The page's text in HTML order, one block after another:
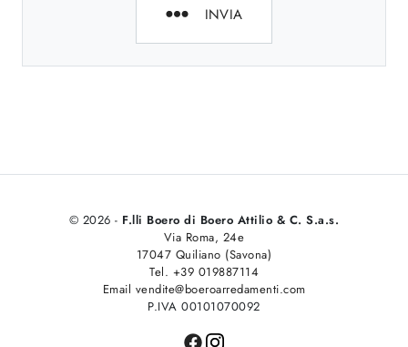
INVIA
© 2026 - F.lli Boero di Boero Attilio & C. S.a.s.
Via Roma, 24e
17047 Quiliano (Savona)
Tel. +39 019887114
Email vendite@boeroarredamenti.com
P.IVA 00101070092